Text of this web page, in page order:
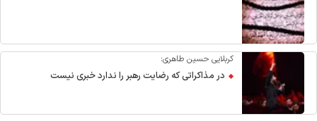
کربلایی حسین طاهری:
در مذاکراتی که رضایت رهبر را ندارد خبری نیست